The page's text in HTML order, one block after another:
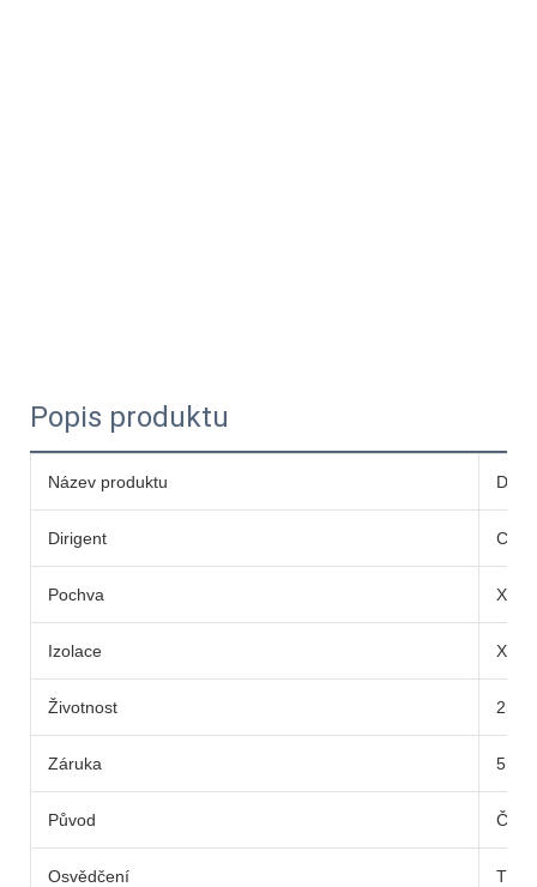
Popis produktu
Název produktu DC
Dirigent
Pochva
Izolace
Životnost 25
Záruka 5
Původ Čína
Osvědčení TUV